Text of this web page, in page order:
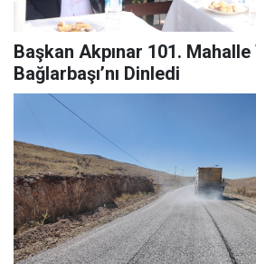
Başkan Akpınar 101. Mahalle
Bağlarbaşı’nı Dinledi